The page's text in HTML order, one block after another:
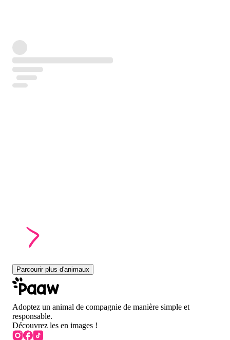
Parcourir plus d'animaux
Adoptez un animal de compagnie de manière simple et
responsable.
Découvrez les en images !